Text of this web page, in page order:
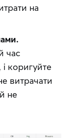
на
час
і коригуйте
витрачати
не